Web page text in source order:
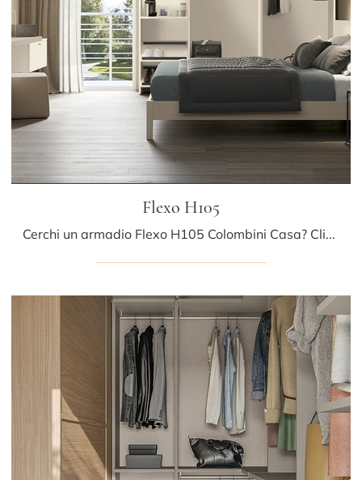
Flexo H105
Cerchi un armadio Flexo H105 Colombini Casa? Clicca subito! Gli armadi cabine armadio con ante scorrevoli ti aspettano.